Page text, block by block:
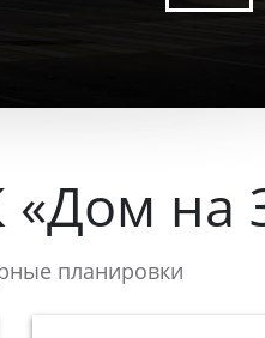
на
планировки